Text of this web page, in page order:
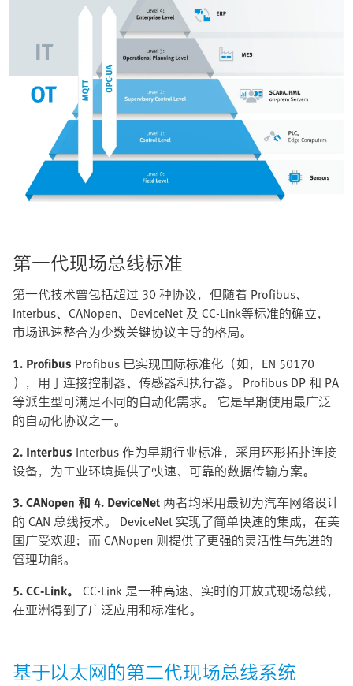
第一代现场总线标准
第一代技术曾包括超过 30 种协议，但随着 Profibus、
Interbus、CANopen、DeviceNet 及 CC-Link等标准的确立，
市场迅速整合为少数关键协议主导的格局。
1. Profibus Profibus 已实现国际标准化（如，EN 50170
），用于连接控制器、传感器和执行器。 Profibus DP 和 PA
等派生型可满足不同的自动化需求。 它是早期使用最广泛
的自动化协议之一。
2. Interbus Interbus 作为早期行业标准，采用环形拓扑连接
设备，为工业环境提供了快速、可靠的数据传输方案。
3. CANopen 和 4. DeviceNet两者均采用最初为汽车网络设计
的 CAN 总线技术。 DeviceNet 实现了简单快速的集成，在美
国广受欢迎；而 CANopen 则提供了更强的灵活性与先进的
管理功能。
5. CC-Link。 CC-Link 是一种高速、实时的开放式现场总线，
在亚洲得到了广泛应用和标准化。
基于以太网的第二代现场总线系统